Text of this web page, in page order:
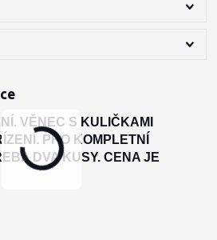
VĚNEC S KULIČKAMI
PRO KOMPLETNÍ
DVA KUSY. CENA JE